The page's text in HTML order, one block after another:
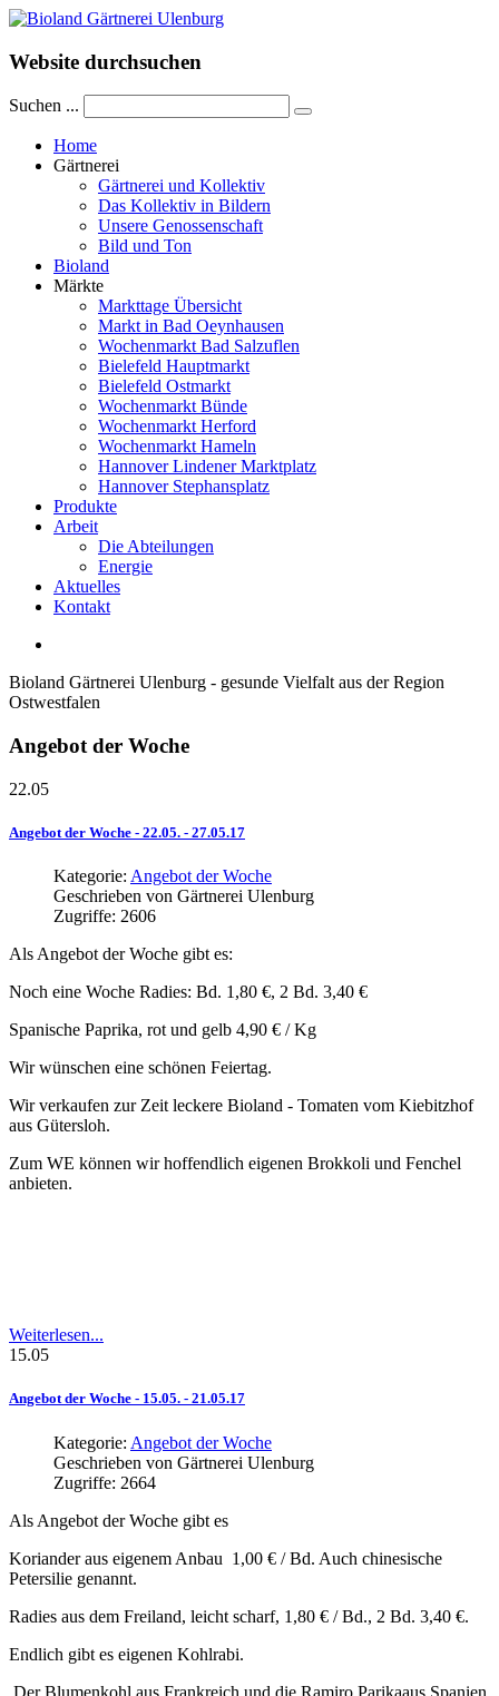
Website durchsuchen
Suchen ...
Home
Gärtnerei
Gärtnerei und Kollektiv
Das Kollektiv in Bildern
Unsere Genossenschaft
Bild und Ton
Bioland
Märkte
Markttage Übersicht
Markt in Bad Oeynhausen
Wochenmarkt Bad Salzuflen
Bielefeld Hauptmarkt
Bielefeld Ostmarkt
Wochenmarkt Bünde
Wochenmarkt Herford
Wochenmarkt Hameln
Hannover Lindener Marktplatz
Hannover Stephansplatz
Produkte
Arbeit
Die Abteilungen
Energie
Aktuelles
Kontakt
Bioland Gärtnerei Ulenburg - gesunde Vielfalt aus der Region
Ostwestfalen
Angebot der Woche
22.05
Angebot der Woche - 22.05. - 27.05.17
Kategorie: Angebot der Woche
Geschrieben von Gärtnerei Ulenburg
Zugriffe: 2606
Als Angebot der Woche gibt es:
Noch eine Woche Radies: Bd. 1,80 €, 2 Bd. 3,40 €
Spanische Paprika, rot und gelb 4,90 € / Kg
Wir wünschen eine schönen Feiertag.
Wir verkaufen zur Zeit leckere Bioland - Tomaten vom Kiebitzhof
aus Gütersloh.
Zum WE können wir hoffendlich eigenen Brokkoli und Fenchel
anbieten.
Weiterlesen...
15.05
Angebot der Woche - 15.05. - 21.05.17
Kategorie: Angebot der Woche
Geschrieben von Gärtnerei Ulenburg
Zugriffe: 2664
Als Angebot der Woche gibt es
Koriander aus eigenem Anbau 1,00 € / Bd. Auch chinesische
Petersilie genannt.
Radies aus dem Freiland, leicht scharf, 1,80 € / Bd., 2 Bd. 3,40 €.
Endlich gibt es eigenen Kohlrabi.
Der Blumenkohl aus Frankreich und die Ramiro Parikaaus Spanien